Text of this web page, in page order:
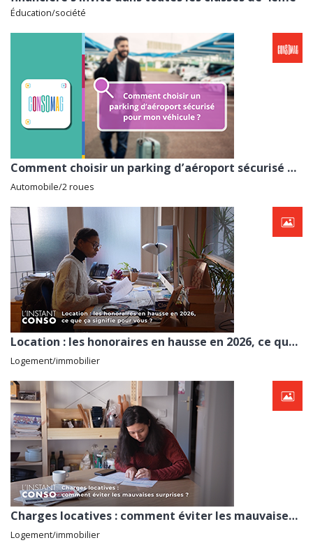
Éducation/société
Comment choisir un parking d’aéroport sécurisé pour mon véhicule ? avec l'ADEIC
Automobile/2 roues
Location : les honoraires en hausse en 2026, ce que ça signifie pour vous ?
Logement/immobilier
Charges locatives : comment éviter les mauvaises surprises ?
Logement/immobilier